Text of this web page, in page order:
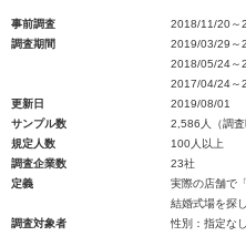
事前調査
2018/11/20～
調査期間
2019/03/29～
2018/05/24～
2017/04/24～
更新日
2019/08/01
サンプル数
2,586人（調査
規定人数
100人以上
調査企業数
23社
定義
実際の店舗で
結婚式場を探
調査対象者
性別：指定なし